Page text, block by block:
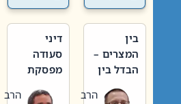
בין
המצרים –
הבדל בין
חדשה
הרב
דיני
סעודה
מפסקת
תשעה
הרב